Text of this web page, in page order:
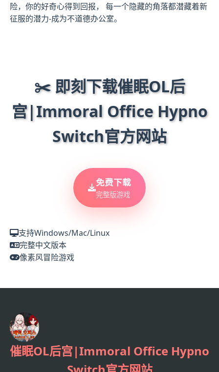
险，你的好奇心得到回报， 每一个隐藏的角落都潜藏着新
征服的潜力-成为不道德办公室。
✂️ 即刻下载催眠OL后
宫|Immoral Office Hypno
Switch官方网站
免费下载
完整版游戏
支持Windows/Mac/Linux
完整中文版本
像素风冒险游戏
催眠OL后宫|Immoral Office Hypno